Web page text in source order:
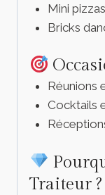
Mini
Bricks
Réunions
Cocktails
Traiteur ?